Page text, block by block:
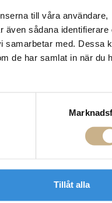
till våra användare,
sådana identifierare
samarbetar med. Dessa
de har samlat in när du
Tillåt alla